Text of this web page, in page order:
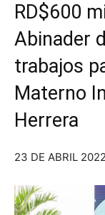
RD$600
Abinader
trabajos
Materno
Herrera
23 DE ABRIL